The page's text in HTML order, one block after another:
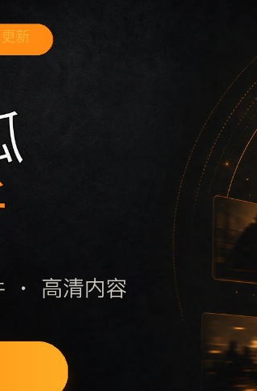
题入口12面向移动端用户的连续浏览场景
同类推荐和上下文说明放在同一层级，
堆关键词而没有可读信息。第12篇内容
关键词、栏目词和文章标题，让搜索引擎
继续执行远程图片本地化、坏图默认图
访问场景、相关问题或专题入口，降低站
度尽量控制在三次以内。正文维护时可按
致。每次新增内容后同步检查标题、